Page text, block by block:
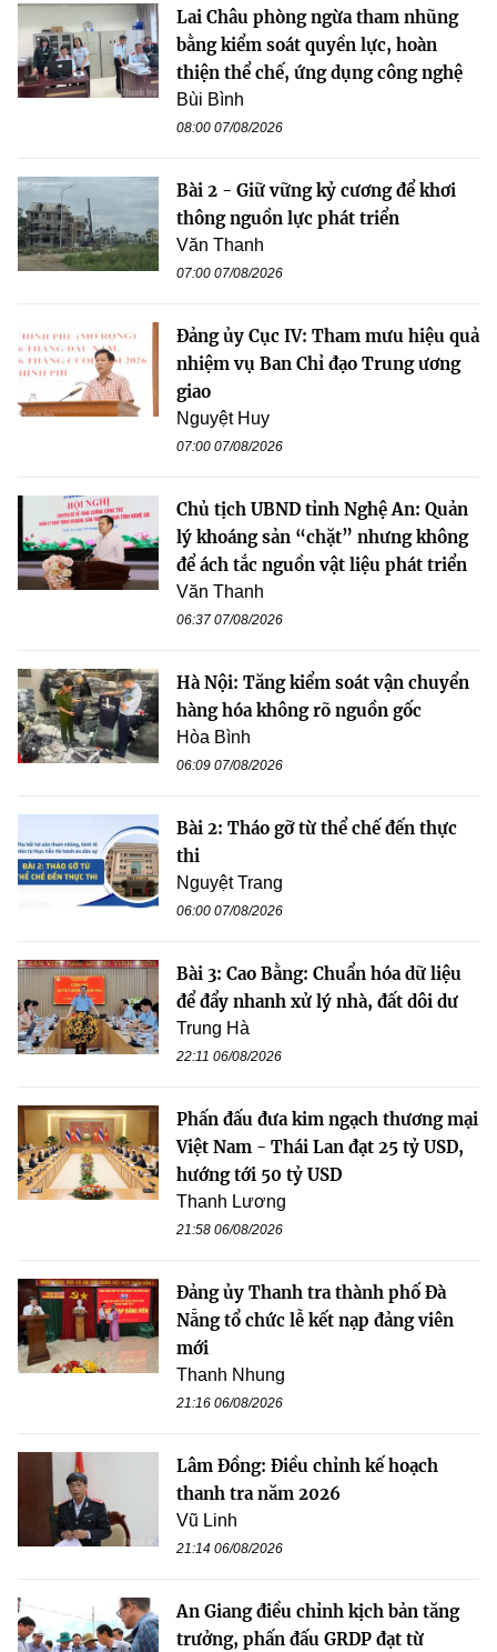
Lai Châu phòng ngừa tham nhũng
bằng kiểm soát quyền lực, hoàn
thiện thể chế, ứng dụng công nghệ
Bùi Bình
08:00 07/08/2026
Bài 2 - Giữ vững kỷ cương để khơi
thông nguồn lực phát triển
Văn Thanh
07:00 07/08/2026
Đảng ủy Cục IV: Tham mưu hiệu quả
nhiệm vụ Ban Chỉ đạo Trung ương
giao
Nguyệt Huy
07:00 07/08/2026
Chủ tịch UBND tỉnh Nghệ An: Quản
lý khoáng sản “chặt” nhưng không
để ách tắc nguồn vật liệu phát triển
Văn Thanh
06:37 07/08/2026
Hà Nội: Tăng kiểm soát vận chuyển
hàng hóa không rõ nguồn gốc
Hòa Bình
06:09 07/08/2026
Bài 2: Tháo gỡ từ thể chế đến thực
thi
Nguyệt Trang
06:00 07/08/2026
Bài 3: Cao Bằng: Chuẩn hóa dữ liệu
để đẩy nhanh xử lý nhà, đất dôi dư
Trung Hà
22:11 06/08/2026
Phấn đấu đưa kim ngạch thương mại
Việt Nam - Thái Lan đạt 25 tỷ USD,
hướng tới 50 tỷ USD
Thanh Lương
21:58 06/08/2026
Đảng ủy Thanh tra thành phố Đà
Nẵng tổ chức lễ kết nạp đảng viên
mới
Thanh Nhung
21:16 06/08/2026
Lâm Đồng: Điều chỉnh kế hoạch
thanh tra năm 2026
Vũ Linh
21:14 06/08/2026
An Giang điều chỉnh kịch bản tăng
trưởng, phấn đấu GRDP đạt từ